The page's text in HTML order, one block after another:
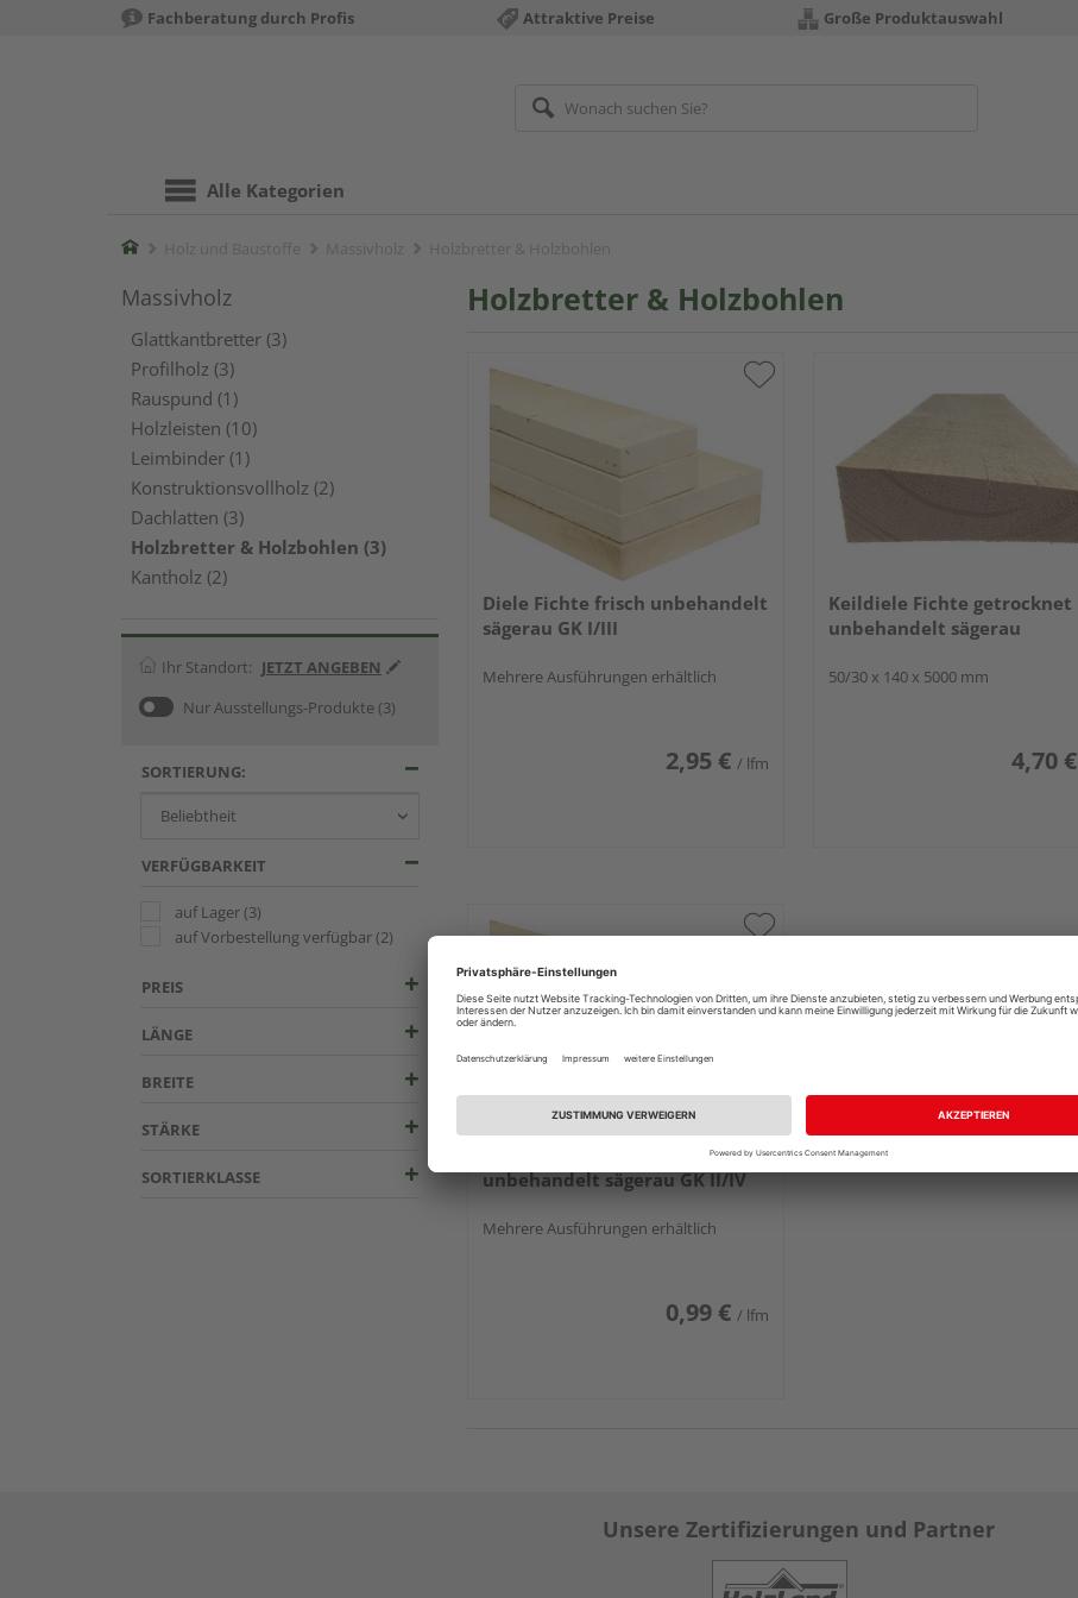
Fachberatung durch Profis Attraktive Preise Große Produktauswahl
Alle Kategorien
Home
Massivholz
Glattkantbretter (3)
Profilholz (3)
Rauspund (1)
Holzleisten (10)
Leimbinder (1)
Konstruktionsvollholz (2)
Dachlatten (3)
Holzbretter & Holzbohlen (3)
Kantholz (2)
Ihr Standort: JETZT ANGEBEN
Nur Ausstellungs-Produkte (3)
SORTIERUNG:
VERFÜGBARKEIT
auf Lager(3)
auf Vorbestellung verfügbar(2)
PREIS
LÄNGE
BREITE
STÄRKE
SORTIERKLASSE
Holzbretter & Holzbohlen
Diele Fichte frisch unbehandelt
sägerau GK I/III
Mehrere Ausführungen erhältlich
2,95 € / lfm
Keildiele Fichte getrocknet
unbehandelt sägerau
50/30 x 140 x 5000 mm
4,70 €
unbehandelt sägerau GK II/IV
Mehrere Ausführungen erhältlich
0,99 € / lfm
Unsere Zertifizierungen und Partner